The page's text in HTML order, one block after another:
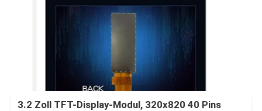
3.2 Zoll TFT-Display-Modul, 320x820 40 Pins